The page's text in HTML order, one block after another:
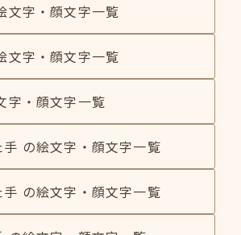
文字・顔文字一覧
文字・顔文字一覧
字・顔文字一覧
の絵文字・顔文字一覧
の絵文字・顔文字一覧